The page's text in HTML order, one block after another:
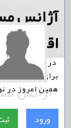
‏آژانس
اقامت 2
در نوین همراه
همین امروز در
ورود
آژانس
|